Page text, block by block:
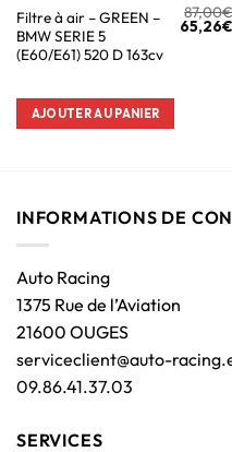
Filtre à air – GREEN –
BMW SERIE 5
(E60/E61) 520 D 163cv
87,00
65,26€
AJOUTER AU PANIER
INFORMATIONS DE
Auto Racing
1375 Rue de l’Aviation
21600 OUGES
serviceclient@auto-
09.86.41.37.03
SERVICES